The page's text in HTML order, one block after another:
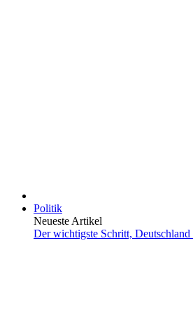
Politik
Neueste Artikel
Der wichtigste Schritt,